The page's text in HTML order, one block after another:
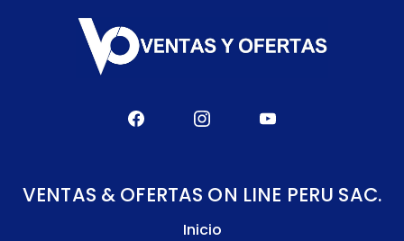
VENTAS & OFERTAS ON LINE PERU SAC.
Inicio